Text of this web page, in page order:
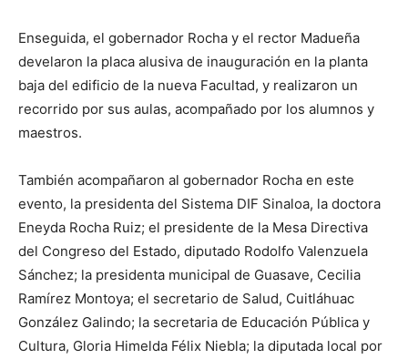
Enseguida, el gobernador Rocha y el rector Madueña
develaron la placa alusiva de inauguración en la planta
baja del edificio de la nueva Facultad, y realizaron un
recorrido por sus aulas, acompañado por los alumnos y
maestros.
También acompañaron al gobernador Rocha en este
evento, la presidenta del Sistema DIF Sinaloa, la doctora
Eneyda Rocha Ruiz; el presidente de la Mesa Directiva
del Congreso del Estado, diputado Rodolfo Valenzuela
Sánchez; la presidenta municipal de Guasave, Cecilia
Ramírez Montoya; el secretario de Salud, Cuitláhuac
González Galindo; la secretaria de Educación Pública y
Cultura, Gloria Himelda Félix Niebla; la diputada local por